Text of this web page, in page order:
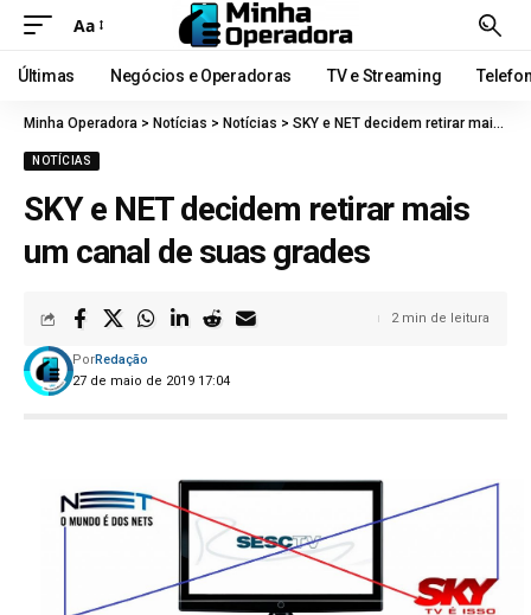
Aa
Últimas Negócios e Operadoras TV e Streaming
Minha Operadora > Notícias > Notícias > SKY e NET decidem retirar mais um canal de suas grades
NOTÍCIAS
SKY e NET decidem retirar mais
um canal de suas grades
27 de maio de 2019 17:04
PorRedação
2 min de leitura